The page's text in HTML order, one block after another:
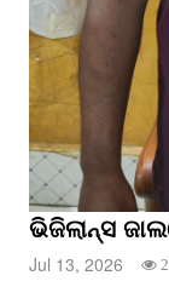
ଭିଜିଲାନ୍ସ
Jul 13, 2026